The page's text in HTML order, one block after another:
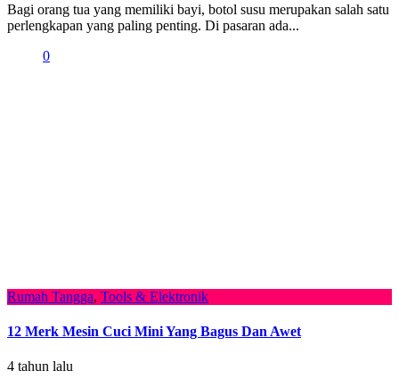
Bagi orang tua yang memiliki bayi, botol susu merupakan salah satu
perlengkapan yang paling penting. Di pasaran ada...
0
Rumah Tangga, Tools & Elektronik
12 Merk Mesin Cuci Mini Yang Bagus Dan Awet
4 tahun lalu